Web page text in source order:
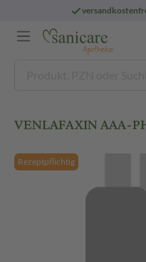
VENLAFAXIN AAA-
Rezeptpflichtig